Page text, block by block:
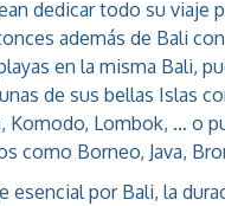
dedicar todo su viaje
además de Bali
en la misma Bali,
de sus bellas Islas
Komodo, Lombok, … o
como Borneo, Java,
esencial por Bali, la